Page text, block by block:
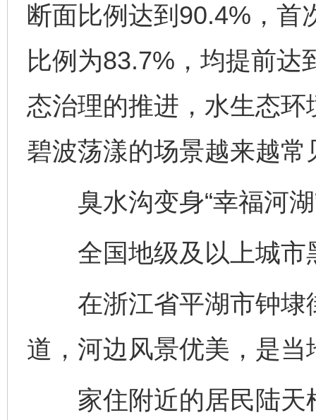
断面比例达到90.4%，首
比例为83.7%，均提前达
态治理的推进，水生态
碧波荡漾的场景越来越常
臭水沟变身“幸福河湖
全国地级及以上城市
在浙江省平湖市钟埭
道，河边风景优美，是
家住附近的居民陆天